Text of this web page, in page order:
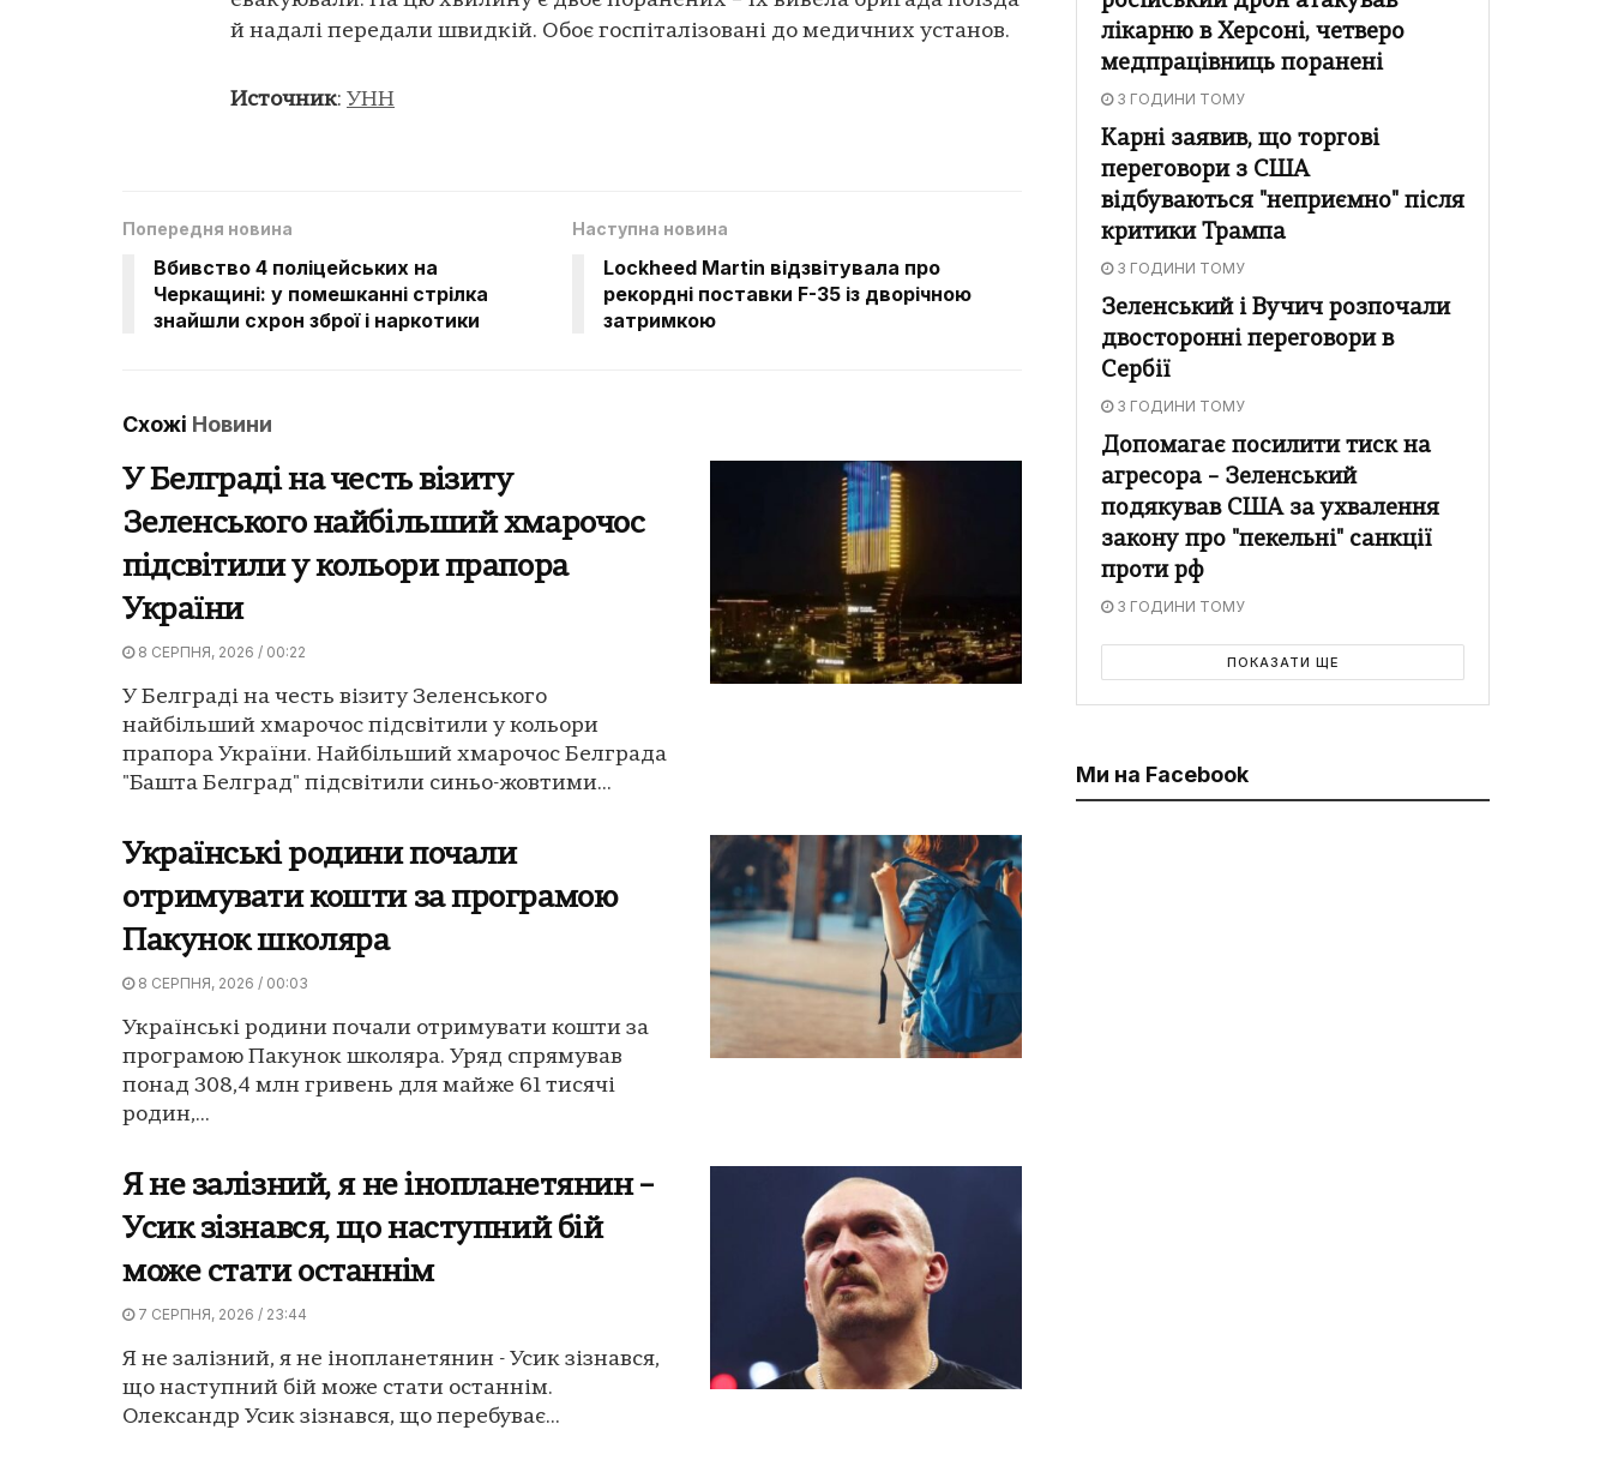
й надалі передали швидкій. Обоє госпіталізовані до медичних установ.
Источник: УНН
Попередня новина
Вбивство 4 поліцейських на
Черкащині: у помешканні стрілка
знайшли схрон зброї і наркотики
Наступна новина
Lockheed Martin відзвітувала про
рекордні поставки F-35 із дворічною
затримкою
Схожі Новини
У Белграді на честь візиту
Зеленського найбільший хмарочос
підсвітили у кольори прапора
України
8 СЕРПНЯ, 2026 / 00:22
У Белграді на честь візиту Зеленського
найбільший хмарочос підсвітили у кольори
прапора України. Найбільший хмарочос Белграда
"Башта Белград" підсвітили синьо-жовтими...
Українські родини почали
отримувати кошти за програмою
Пакунок школяра
8 СЕРПНЯ, 2026 / 00:03
Українські родини почали отримувати кошти за
програмою Пакунок школяра. Уряд спрямував
понад 308,4 млн гривень для майже 61 тисячі
родин,...
Я не залізний, я не інопланетянин –
Усик зізнався, що наступний бій
може стати останнім
7 СЕРПНЯ, 2026 / 23:44
Я не залізний, я не інопланетянин - Усик зізнався,
що наступний бій може стати останнім.
Олександр Усик зізнався, що перебуває...
лікарню в Херсоні, четверо
медпрацівниць поранені
3 ГОДИНИ ТОМУ
Карні заявив, що торгові
переговори з США
відбуваються "неприємно" після
критики Трампа
3 ГОДИНИ ТОМУ
Зеленський і Вучич розпочали
двосторонні переговори в
Сербії
3 ГОДИНИ ТОМУ
Допомагає посилити тиск на
агресора – Зеленський
подякував США за ухвалення
закону про "пекельні" санкції
проти рф
3 ГОДИНИ ТОМУ
ПОКАЗАТИ ЩЕ
Ми на Facebook